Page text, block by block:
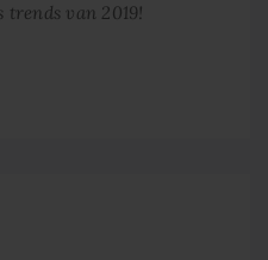
trends van 2019!